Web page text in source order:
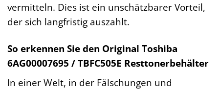
vermitteln. Dies ist ein unschätzbarer Vorteil,
der sich langfristig auszahlt.
So erkennen Sie den Original Toshiba
6AG00007695 / TBFC505E Resttonerbehälter
In einer Welt, in der Fälschungen und